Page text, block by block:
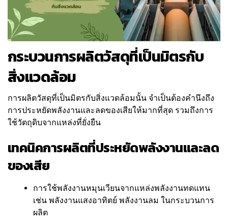
กระบวนการผลิตวัสดุที่เป็นมิตรกับ
สิ่งแวดล้อม
การผลิตวัสดุที่เป็นมิตรกับสิ่งแวดล้อมนั้น จำเป็นต้องคำนึงถึง
การประหยัดพลังงานและลดของเสียให้มากที่สุด รวมถึงการ
ใช้วัตถุดิบจากแหล่งที่ยั่งยืน
เทคนิคการผลิตที่ประหยัดพลังงานและลด
ของเสีย
การใช้พลังงานหมุนเวียนจากแหล่งพลังงานทดแทน
เช่น พลังงานแสงอาทิตย์ พลังงานลม ในกระบวนการ
ผลิต